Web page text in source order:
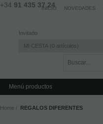
+34 91 435 37 24
Invitado
MI CESTA 0 artículos
INICIO NOVEDADES
Menú productos
Home REGALOS DIFERENTES